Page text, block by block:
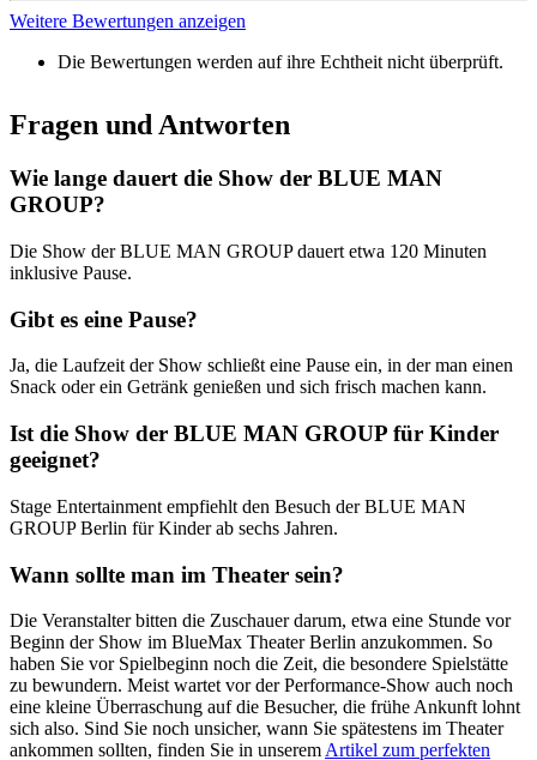
Weitere Bewertungen anzeigen
Die Bewertungen werden auf ihre Echtheit nicht überprüft.
Fragen und Antworten
Wie lange dauert die Show der BLUE MAN
GROUP?
Die Show der BLUE MAN GROUP dauert etwa 120 Minuten
inklusive Pause.
Gibt es eine Pause?
Ja, die Laufzeit der Show schließt eine Pause ein, in der man einen
Snack oder ein Getränk genießen und sich frisch machen kann.
Ist die Show der BLUE MAN GROUP für Kinder
geeignet?
Stage Entertainment empfiehlt den Besuch der BLUE MAN
GROUP Berlin für Kinder ab sechs Jahren.
Wann sollte man im Theater sein?
Die Veranstalter bitten die Zuschauer darum, etwa eine Stunde vor
Beginn der Show im BlueMax Theater Berlin anzukommen. So
haben Sie vor Spielbeginn noch die Zeit, die besondere Spielstätte
zu bewundern. Meist wartet vor der Performance-Show auch noch
eine kleine Überraschung auf die Besucher, die frühe Ankunft lohnt
sich also. Sind Sie noch unsicher, wann Sie spätestens im Theater
ankommen sollten, finden Sie in unserem Artikel zum perfekten